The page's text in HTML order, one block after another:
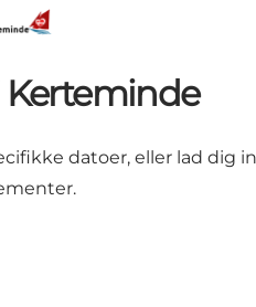
Kerteminde
datoer, eller lad dig